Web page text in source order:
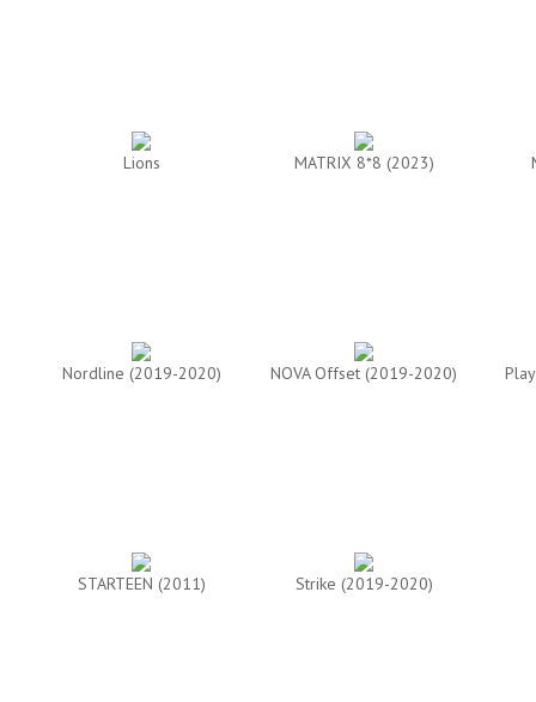
Lions MATRIX 8*8 (2023)
Nordline (2019-2020) NOVA Offset (2019-2020)
STARTEEN (2011) Strike (2019-2020)